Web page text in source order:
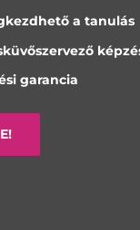
a tanulás
garancia